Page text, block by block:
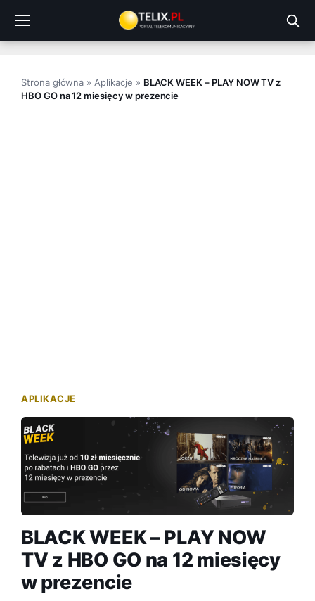
treści
Strona główna » Aplikacje » BLACK WEEK – PLAY NOW TV z
HBO GO na 12 miesięcy w prezencie
APLIKACJE
BLACK WEEK – PLAY NOW
TV z HBO GO na 12 miesięcy
w prezencie